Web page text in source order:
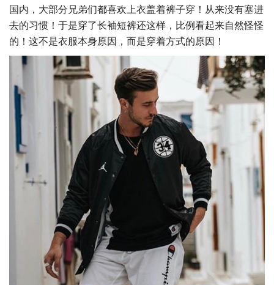
国内，大部分兄弟们都喜欢上衣盖着裤子穿！从来没有塞进
去的习惯！于是穿了长袖短裤还这样，比例看起来自然怪怪
的！这不是衣服本身原因，而是穿着方式的原因！